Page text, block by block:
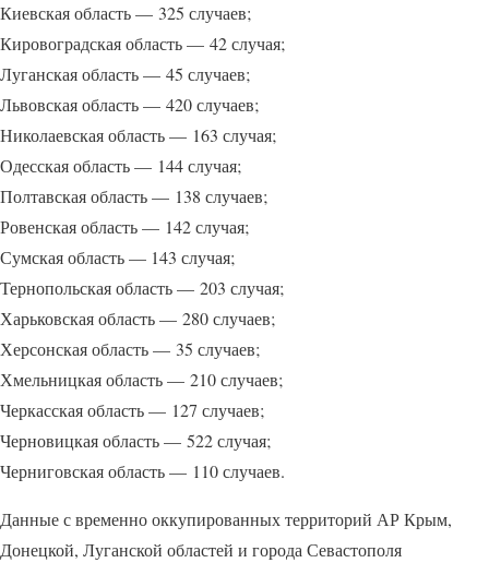
Киевская область — 325 случаев;
Кировоградская область — 42 случая;
Луганская область — 45 случаев;
Львовская область — 420 случаев;
Николаевская область — 163 случая;
Одесская область — 144 случая;
Полтавская область — 138 случаев;
Ровенская область — 142 случая;
Сумская область — 143 случая;
Тернопольская область — 203 случая;
Харьковская область — 280 случаев;
Херсонская область — 35 случаев;
Хмельницкая область — 210 случаев;
Черкасская область — 127 случаев;
Черновицкая область — 522 случая;
Черниговская область — 110 случаев.
Данные с временно оккупированных территорий АР Крым,
Донецкой, Луганской областей и города Севастополя